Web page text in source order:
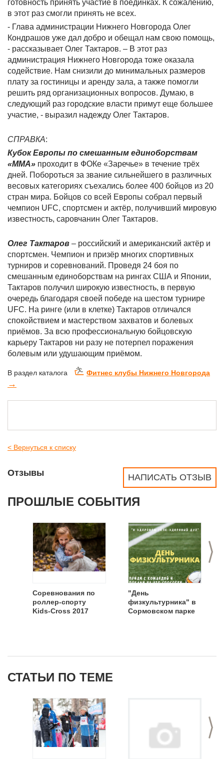
готовность принять участие в поединках. К сожалению,
в этот раз смогли принять не всех.
- Глава администрации Нижнего Новгорода Олег
Кондрашов уже дал добро и обещал нам свою помощь,
- рассказывает Олег Тактаров. – В этот раз
администрация Нижнего Новгорода тоже оказала
содействие. Нам снизили до минимальных размеров
плату за гостиницы и аренду зала, а также помогли
решить ряд организационных вопросов. Думаю, в
следующий раз городские власти примут еще большее
участие, - выразил надежду Олег Тактаров.
СПРАВКА:
Кубок Европы по смешанным единоборствам
«ММА» проходит в ФОКе «Заречье» в течение трёх
дней. Побороться за звание сильнейшего в различных
весовых категориях съехались более 400 бойцов из 20
стран мира. Бойцов со всей Европы собрал первый
чемпион UFC, спортсмен и актёр, получивший мировую
известность, саровчанин Олег Тактаров.
Олег Тактаров – российский и американский актёр и
спортсмен. Чемпион и призёр многих спортивных
турниров и соревнований. Проведя 24 боя по
смешанным единоборствам на рингах США и Японии,
Тактаров получил широкую известность, в первую
очередь благодаря своей победе на шестом турнире
UFC. На ринге (или в клетке) Тактаров отличался
спокойствием и мастерством захватов и болевых
приёмов. За всю профессиональную бойцовскую
карьеру Тактаров ни разу не потерпел поражения
болевым или удушающим приёмом.
В раздел каталога Фитнес клубы Нижнего Новгорода
→
< Вернуться к списку
НАПИСАТЬ ОТЗЫВ
Отзывы
ПРОШЛЫЕ СОБЫТИЯ
>
Соревнования по
роллер-спорту
Kids-Cross 2017
"День
физкультурника" в
Сормовском парке
СТАТЬИ ПО ТЕМЕ
>